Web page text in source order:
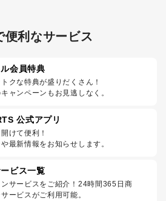
便利なサービス
会員特典
クな特典が盛りだくさん！
ャンペーンもお見逃しなく。
公式アプリ
けて便利！
最新情報をお知らせします。
ビス一覧
サービスをご紹介！24時間365日商
ービスがご利用可能。